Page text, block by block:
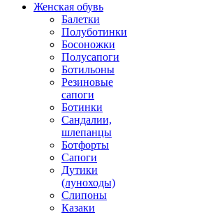
Женская обувь
Балетки
Полуботинки
Босоножки
Полусапоги
Ботильоны
Резиновые
сапоги
Ботинки
Сандалии,
шлепанцы
Ботфорты
Сапоги
Дутики
(луноходы)
Слипоны
Казаки